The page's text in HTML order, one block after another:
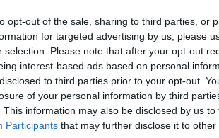
opt-out of the sale, sharing to third parties, or
for targeted advertising by us, please
selection. Please note that after your opt-out
interest-based ads based on personal
to third parties prior to your opt-out.
of your personal information by third
This information may also be disclosed by us
Participants that may further disclose it to other